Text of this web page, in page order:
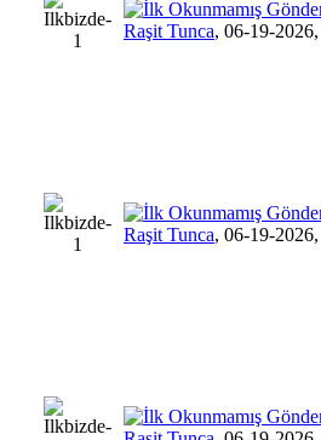
Raşit Tunca, 06-19-
Raşit Tunca, 06-19-